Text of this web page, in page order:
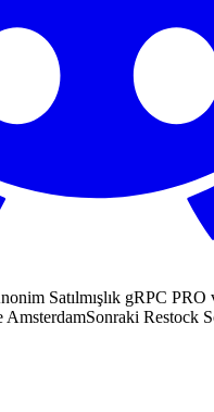
Satılmışlık gRPC
Restock